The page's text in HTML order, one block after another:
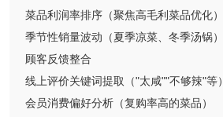
菜品利润率排序（聚焦高毛利菜品优化）
季节性销量波动（夏季凉菜、冬季汤锅）
顾客反馈整合
线上评价关键词提取（"太咸""不够辣"等）
会员消费偏好分析（复购率高的菜品）